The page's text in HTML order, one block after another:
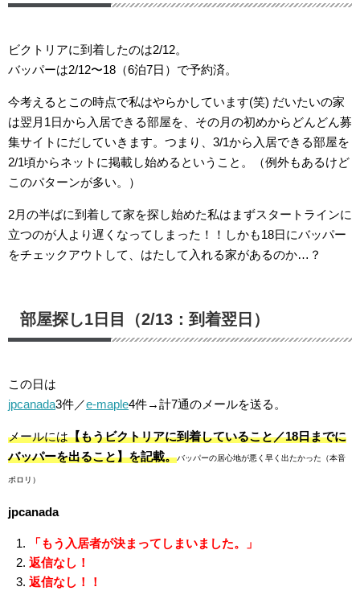
ビクトリアに到着したのは2/12。
バッパーは2/12〜18（6泊7日）で予約済。
今考えるとこの時点で私はやらかしています(笑) だいたいの家
は翌月1日から入居できる部屋を、その月の初めからどんどん募
集サイトにだしていきます。つまり、3/1から入居できる部屋を
2/1頃からネットに掲載し始めるということ。（例外もあるけど
このパターンが多い。）
2月の半ばに到着して家を探し始めた私はまずスタートラインに
立つのが人より遅くなってしまった！！しかも18日にバッパー
をチェックアウトして、はたして入れる家があるのか…？
部屋探し1日目（2/13：到着翌日）
この日は
jpcanada3件／e-maple4件→計7通のメールを送る。
メールには【もうビクトリアに到着していること／18日までに
バッパーを出ること】を記載。バッパーの居心地が悪く早く出たかった（本音
ポロリ）
jpcanada
「もう入居者が決まってしまいました。」
返信なし！
返信なし！！